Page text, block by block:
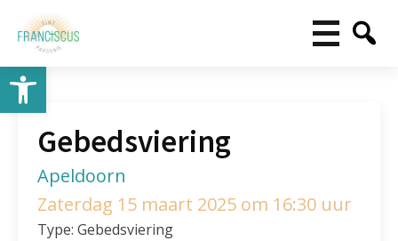
Toolbar openen
Gebedsviering
Apeldoorn
Zaterdag 15 maart 2025 om 16:30 uur
Type: Gebedsviering